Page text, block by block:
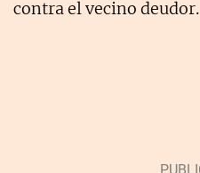
contra el vecino deudor.